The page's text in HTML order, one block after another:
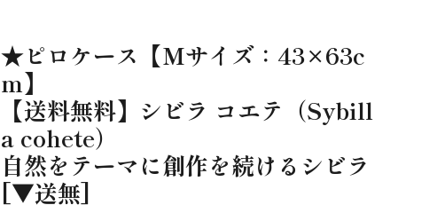
★ピロケース【Ｍサイズ：43×63c
m】
【送料無料】シビラ コエテ（Sybill
a cohete）
自然をテーマに創作を続けるシビラ
[▼送無]